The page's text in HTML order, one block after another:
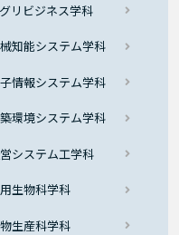
リビジネス学科
知能システム学科
情報システム学科
環境システム学科
システム工学科
生物科学科
生産科学科